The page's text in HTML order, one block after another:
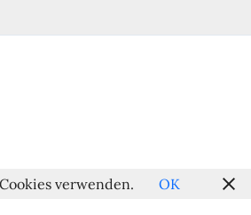
verwenden. OK